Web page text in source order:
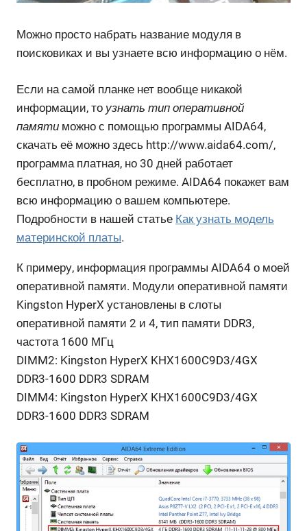
Можно просто набрать название модуля в
поисковиках и вы узнаете всю информацию о нём.
Если на самой планке нет вообще никакой
информации, то узнать тип оперативной
памяти можно с помощью программы AIDA64,
скачать её можно здесь http://www.aida64.com/,
программа платная, но 30 дней работает
бесплатно, в пробном режиме. AIDA64 покажет вам
всю информацию о вашем компьютере.
Подробности в нашей статье Как узнать модель
материнской платы.
К примеру, информация программы AIDA64 о моей
оперативной памяти. Модули оперативной памяти
Kingston HyperX установлены в слоты
оперативной памяти 2 и 4, тип памяти DDR3,
частота 1600 МГц
DIMM2: Kingston HyperX KHX1600C9D3/4GX
DDR3-1600 DDR3 SDRAM
DIMM4: Kingston HyperX KHX1600C9D3/4GX
DDR3-1600 DDR3 SDRAM